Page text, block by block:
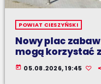
POWIAT CIESZYŃSKI
Nowy plac
mogą korzystać
today 05.08.2026, 19:45